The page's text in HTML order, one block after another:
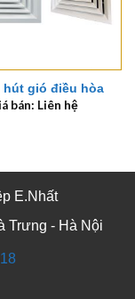
hút gió điều hòa
bán: Liên hệ
E.Nhất
Trưng - Hà Nội